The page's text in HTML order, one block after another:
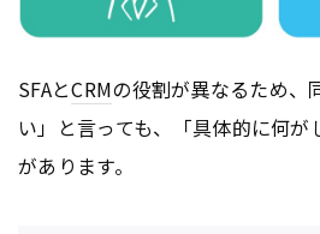
SFAとCRMの役割が異なるため、
い」と言っても、「具体的に何
があります。